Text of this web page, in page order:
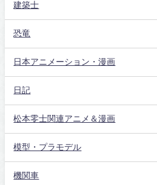
建築士
恐竜
日本アニメーション・漫画
日記
松本零士関連アニメ＆漫画
模型・プラモデル
機関車